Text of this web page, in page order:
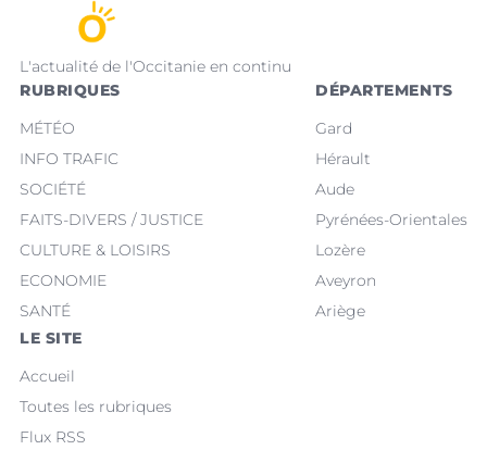
L'actualité de l'Occitanie en continu
RUBRIQUES
MÉTÉO
INFO TRAFIC
SOCIÉTÉ
FAITS-DIVERS / JUSTICE
CULTURE & LOISIRS
ECONOMIE
SANTÉ
DÉPARTEMENTS
Gard
Hérault
Aude
Pyrénées-Orientales
Lozère
Aveyron
Ariège
LE SITE
Accueil
Toutes les rubriques
Flux RSS